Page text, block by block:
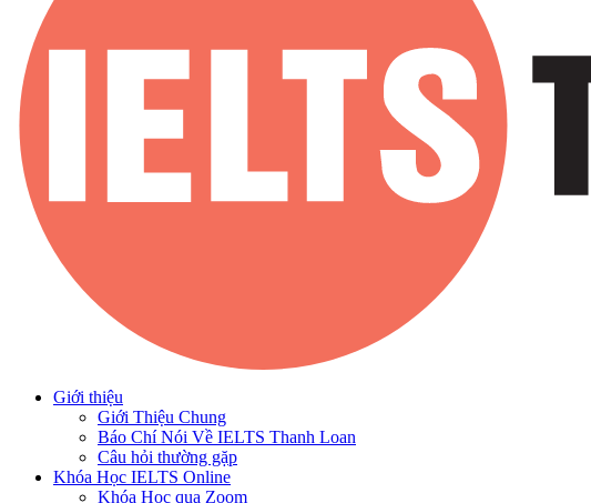
Giới thiệu
Giới Thiệu Chung
Báo Chí Nói Về IELTS Thanh Loan
Câu hỏi thường gặp
Khóa Học IELTS Online
Khóa Học qua Zoom